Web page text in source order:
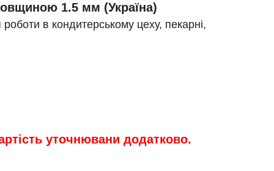
1.5 мм (Україна)
в кондитерському цеху, пекарні,
уточнювани додатково.